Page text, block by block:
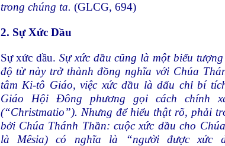
trong chúng ta. (GLCG, 694)
2. SựXức Dầu
Sự xức dầu. Sự xức dầu cũng là một biểu
độ từ này trở thành đồng nghĩa với Chúa
tâm Ki-tô Giáo, việc xức dầu là dấu chỉ bí
Giáo Hội Đông phương gọi cách chính
(“Christmatio”). Nhưng để hiểu thật rõ, phải
bởi Chúa Thánh Thần: cuộc xức dầu cho
là Mêsia) có nghĩa là “người được xức